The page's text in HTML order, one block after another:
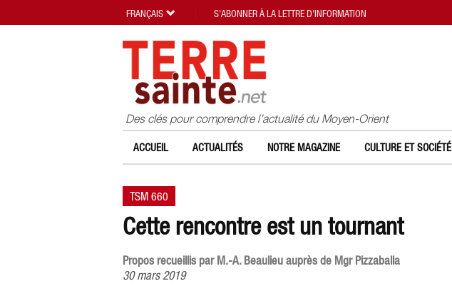
Des clés pour comprendre l’actualité du Moyen-Orient
ACCUEIL ACTUALITÉS NOTRE MAGAZINE CULTURE ET SOCIÉTÉ
TSM 660
Cette rencontre est un tournant
Propos recueillis par M.-A. Beaulieu auprès de Mgr Pizzaballa
30 mars 2019
FRANÇAIS S'ABONNER À LA LETTRE D'INFORMATION